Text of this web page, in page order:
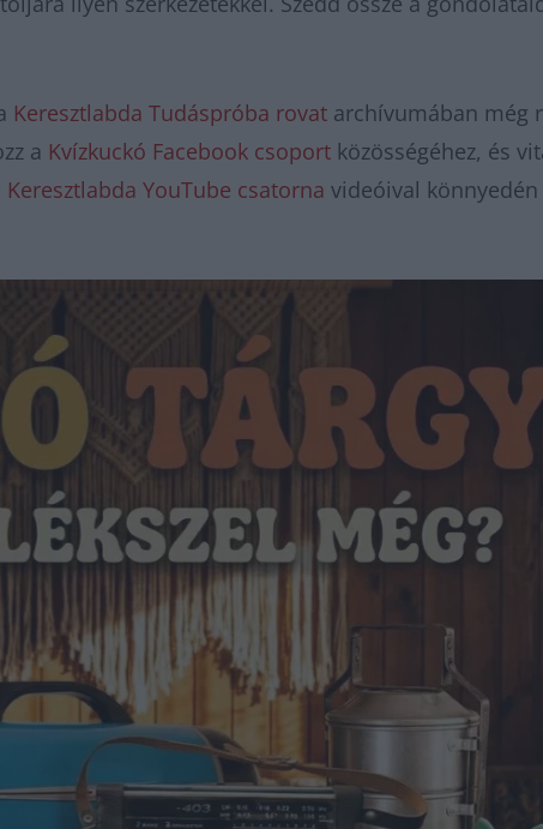
Keresztlabda Tudáspróba rovat archívumában még
a Kvízkuckó Facebook csoport közösségéhez, és
Keresztlabda YouTube csatorna videóival